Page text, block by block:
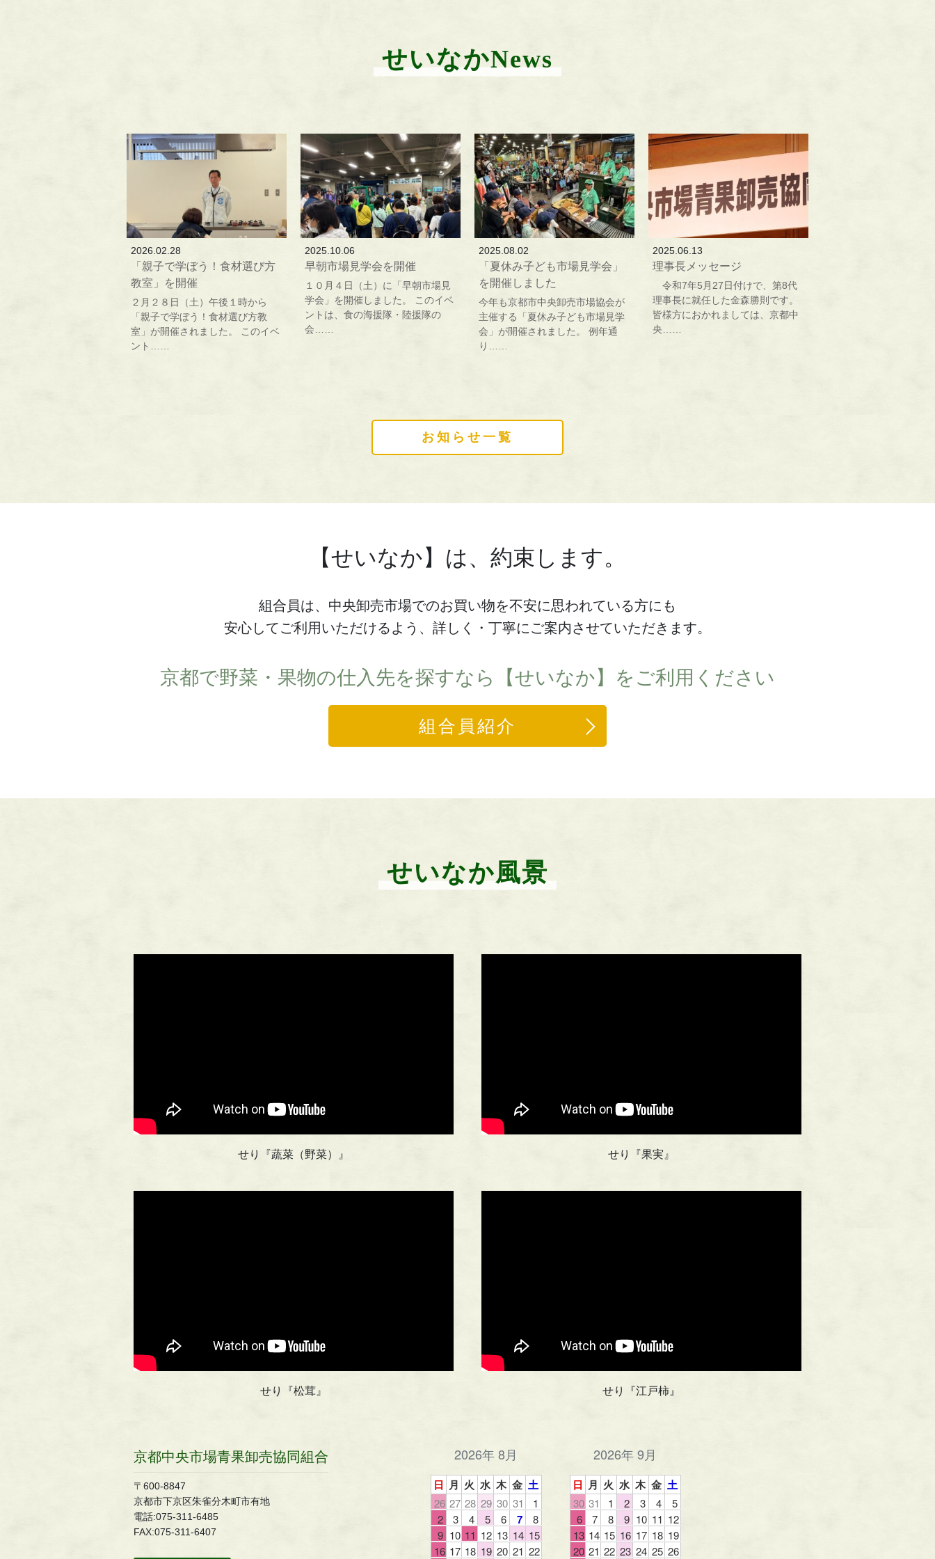
せいなかNews
2026.02.28
「親子で学ぼう！食材選び方
教室」を開催
２月２８日（土）午後１時から
「親子で学ぼう！食材選び方教
室」が開催されました。 このイベ
ント……
2025.10.06
早朝市場見学会を開催
１０月４日（土）に「早朝市場見
学会」を開催しました。 このイベ
ントは、食の海援隊・陸援隊の
会……
2025.08.02
「夏休み子ども市場見学会」
を開催しました
今年も京都市中央卸売市場協会が
主催する「夏休み子ども市場見学
会」が開催されました。 例年通
り……
2025.06.13
理事長メッセージ
令和7年5月27日付けで、第8代
理事長に就任した金森勝則です。
皆様方におかれましては、京都中
央……
お知らせ一覧
【せいなか】は、約束します。
組合員は、中央卸売市場でのお買い物を不安に思われている方にも
安心してご利用いただけるよう、詳しく・丁寧にご案内させていただきます。
京都で野菜・果物の仕入先を探すなら【せいなか】をご利用ください
組合員紹介
せいなか風景
せり『蔬菜（野菜）』 せり『果実』
せり『松茸』 せり『江戸柿』
京都中央市場青果卸売協同組合
〒600-8847
京都市下京区朱雀分木町市有地
電話:075-311-6485
FAX:075-311-6407
2026年 8月
日 月 火 水 木 金 土
26 27 28 29 30 31
1
2
3 4 5 6 7
8
9 10 11 12 13 14 15
16 17 18 19 20 21 22
2026年 9月
日 月 火 水 木 金 土
30 31 1 2 3 4
5
6
7 8 9 10 11 12
13 14 15 16 17 18 19
20 21 22 23 24 25 26